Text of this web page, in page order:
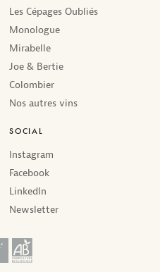
Les Cépages Oubliés
Monologue
Mirabelle
Joe & Bertie
Colombier
Nos autres vins
SOCIAL
Instagram
Facebook
LinkedIn
Newsletter